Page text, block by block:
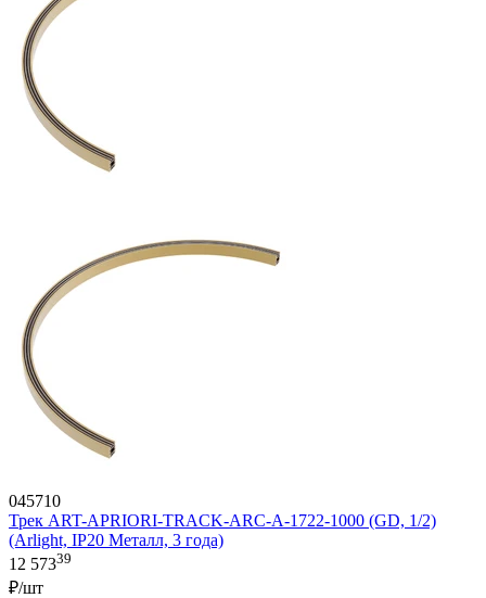
045710
Трек ART-APRIORI-TRACK-ARC-A-1722-1000 (GD, 1/2)
(Arlight, IP20 Металл, 3 года)
12 57339
₽/шт